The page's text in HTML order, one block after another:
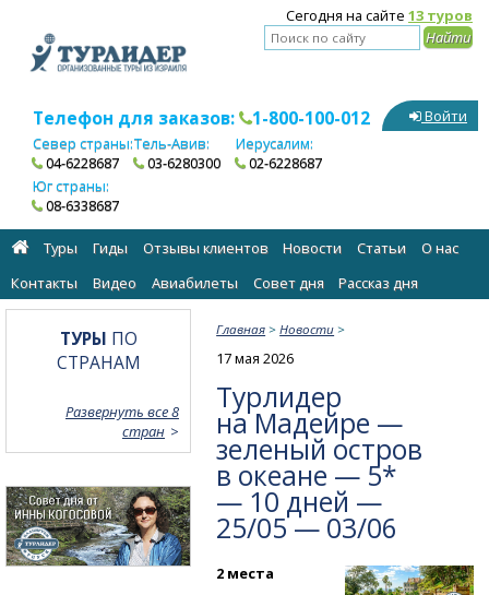
Сегодня на сайте 13 туров
Телефон для заказов: 1-800-100-012
Север страны:
04-6228687
Тель-Авив:
03-6280300
Иерусалим:
02-6228687
Юг страны:
08-6338687
Войти
Туры Гиды Отзывы клиентов Новости Статьи
О нас
Контакты
Видео Авиабилеты Cовет дня Рассказ дня
Главная >Новости >
17 мая 2026
Турлидер
на Мадейре —
зеленый остров
в океане — 5*
— 10 дней —
25/05 — 03/06
2 места
ТУРЫ ПО
СТРАНАМ
Развернуть все 8
стран